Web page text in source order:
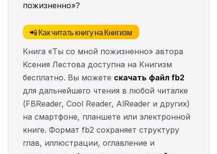
пожизненно»?
📲 Как читать книгу на Книгизм
Книга «Ты со мной пожизненно» автора
Ксения Лестова доступна на Книгизм
бесплатно. Вы можете скачать файл fb2
для дальнейшего чтения в любой читалке
(FBReader, Cool Reader, AlReader и других)
на смартфоне, планшете или электронной
книге. Формат fb2 сохраняет структуру
глав, иллюстрации, оглавление и